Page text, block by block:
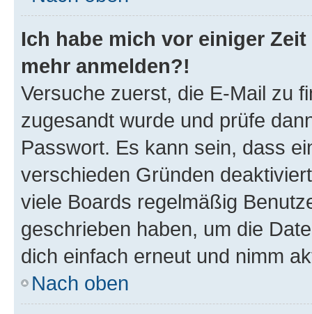
Ich habe mich vor einiger
mehr anmelden?!
Versuche zuerst, die E-Mail zu
zugesandt wurde und prüfe
Passwort. Es kann sein, dass
verschieden Gründen
viele Boards regelmäßig
geschrieben haben, um die
dich einfach erneut und nimm
Nach oben